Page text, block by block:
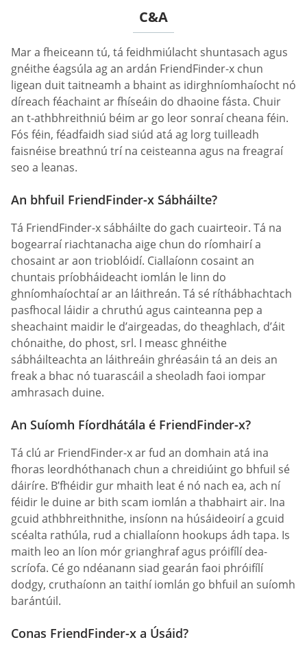
C&A
Mar a fheiceann tú, tá feidhmiúlacht shuntasach agus
gnéithe éagsúla ag an ardán FriendFinder-x chun
ligean duit taitneamh a bhaint as idirghníomhaíocht nó
díreach féachaint ar fhíseáin do dhaoine fásta. Chuir
an t-athbhreithniú béim ar go leor sonraí cheana féin.
Fós féin, féadfaidh siad siúd atá ag lorg tuilleadh
faisnéise breathnú trí na ceisteanna agus na freagraí
seo a leanas.
An bhfuil FriendFinder-x Sábháilte?
Tá FriendFinder-x sábháilte do gach cuairteoir. Tá na
bogearraí riachtanacha aige chun do ríomhairí a
chosaint ar aon trioblóidí. Ciallaíonn cosaint an
chuntais príobháideacht iomlán le linn do
ghníomhaíochtaí ar an láithreán. Tá sé ríthábhachtach
pasfhocal láidir a chruthú agus cainteanna pep a
sheachaint maidir le d’airgeadas, do theaghlach, d’áit
chónaithe, do phost, srl. I measc ghnéithe
sábháilteachta an láithreáin ghréasáin tá an deis an
freak a bhac nó tuarascáil a sheoladh faoi iompar
amhrasach duine.
An Suíomh Fíordhátála é FriendFinder-x?
Tá clú ar FriendFinder-x ar fud an domhain atá ina
fhoras leordhóthanach chun a chreidiúint go bhfuil sé
dáiríre. B’fhéidir gur mhaith leat é nó nach ea, ach ní
féidir le duine ar bith scam iomlán a thabhairt air. Ina
gcuid athbhreithnithe, insíonn na húsáideoirí a gcuid
scéalta rathúla, rud a chiallaíonn hookups ádh tapa. Is
maith leo an líon mór grianghraf agus próifílí dea-
scríofa. Cé go ndéanann siad gearán faoi phróifílí
dodgy, cruthaíonn an taithí iomlán go bhfuil an suíomh
barántúil.
Conas FriendFinder-x a Úsáid?